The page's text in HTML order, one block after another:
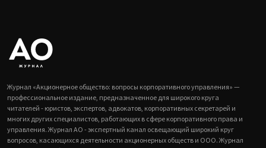
Журнал «Акционерное общество: вопросы корпоративного управления» —
профессиональное издание, предназначенное для широкого круга
читателей - юристов, экспертов, адвокатов, корпоративных секретарей и
многих других специалистов, работающих в сфере корпоративного права и
управления. Журнал АО - экспертный канал освещающий широкий круг
вопросов, касающихся деятельности акционерных обществ и ООО. Журнал